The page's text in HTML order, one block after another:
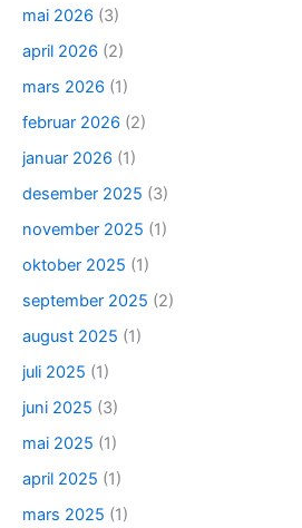
mai 2026 (3)
april 2026 (2)
mars 2026 (1)
februar 2026 (2)
januar 2026 (1)
desember 2025 (3)
november 2025 (1)
oktober 2025 (1)
september 2025 (2)
august 2025 (1)
juli 2025 (1)
juni 2025 (3)
mai 2025 (1)
april 2025 (1)
mars 2025 (1)